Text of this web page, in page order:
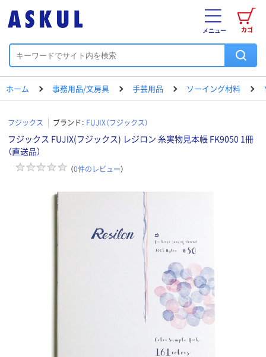
カゴ
メニュー
ホーム 事務用品/文房具 手芸用品 ソーイング材料
フジックス ブランド： FUJIX（フジックス）
フジックス FUJIX(フジックス) レジロン 糸実物見本帳 FK9050 1冊
（直送品）
（0件のレビュー）